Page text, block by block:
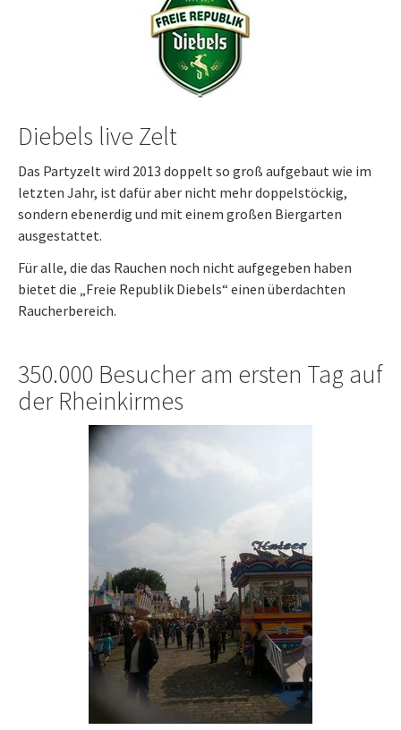
Diebels live Zelt
Das Partyzelt wird 2013 doppelt so groß aufgebaut wie im
letzten Jahr, ist dafür aber nicht mehr doppelstöckig,
sondern ebenerdig und mit einem großen Biergarten
ausgestattet.
Für alle, die das Rauchen noch nicht aufgegeben haben
bietet die „Freie Republik Diebels“ einen überdachten
Raucherbereich.
350.000 Besucher am ersten Tag auf
der Rheinkirmes